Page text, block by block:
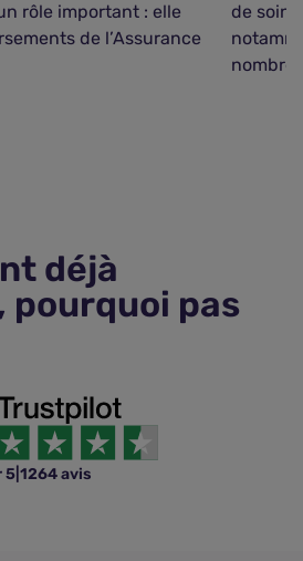
rôle important : elle
de l’Assurance
de
déjà
pourquoi pas
5 1264 avis